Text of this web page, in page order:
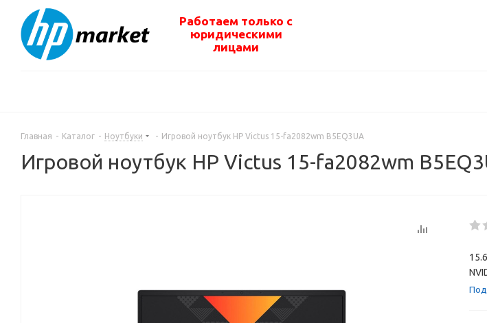
Работаем только с
юридическими
лицами
Главная - Каталог - Ноутбуки - Игровой ноутбук HP Victus 15-fa2082wm B5EQ3UA
Игровой ноутбук HP Victus 15-fa2082wm
70